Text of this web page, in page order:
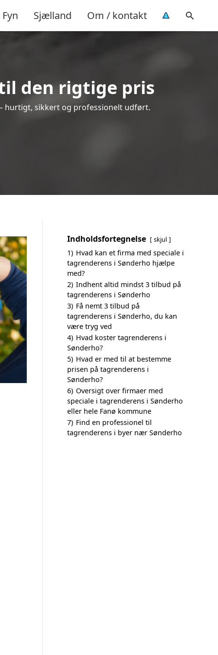
Fyn Sjælland Om / kontakt
den rigtige pris
hurtigt, sikkert og professionelt udført.
Indholdsfortegnelse skjul
1) Hvad kan et firma med speciale i
tagrenderens i Sønderho hjælpe
med?
2) Indhent altid mindst 3 tilbud på
tagrenderens i Sønderho
3) Få nemt 3 tilbud på
tagrenderens i Sønderho, du kan
være tryg ved
4) Hvad koster tagrenderens i
Sønderho?
5) Hvad er med til at bestemme
prisen på tagrenderens i
Sønderho?
6) Oversigt over firmaer med
speciale i tagrenderens i Sønderho
eller hele Fanø kommune
7) Find en professionel til
tagrenderens i byer nær Sønderho